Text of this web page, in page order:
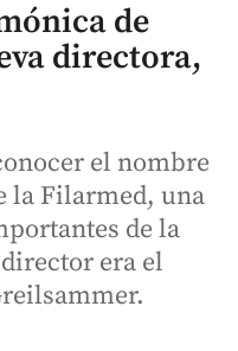
de
directora,
el nombre
la Filarmed, una
de la
era el